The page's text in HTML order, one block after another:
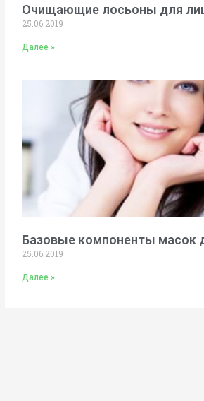
Очищающие лосьоны для
25.06.2019
Далее »
Базовые компоненты масок
25.06.2019
Далее »